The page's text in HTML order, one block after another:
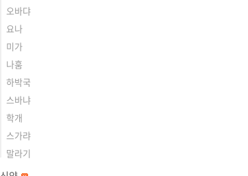
오바댜
요나
미가
나훔
하박국
스바냐
학개
스가랴
말라기